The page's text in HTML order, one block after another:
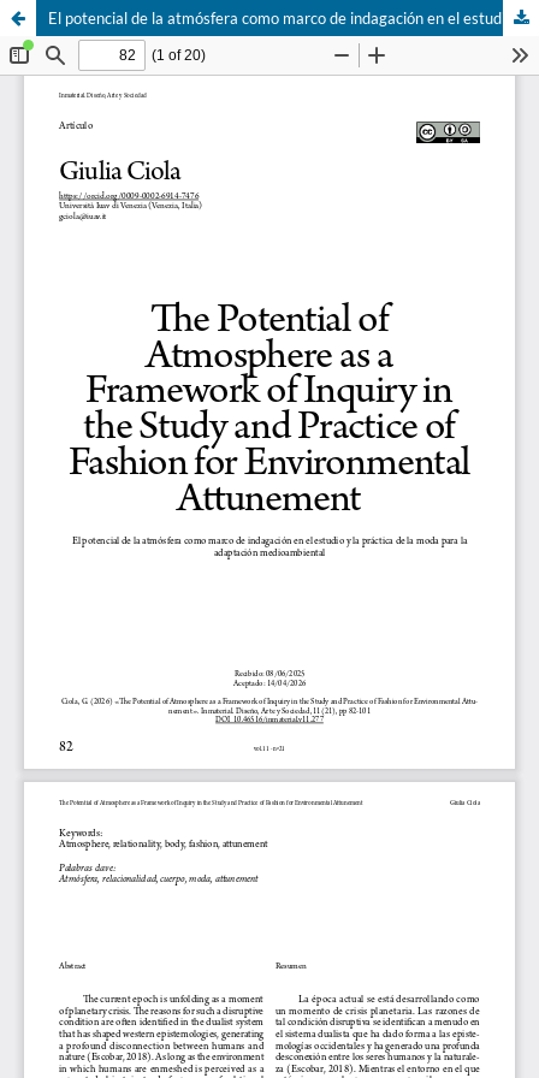
El potencial de la atmósfera como marco de indagación en el estudio y la práctica de la moda para la adaptación medioambiental